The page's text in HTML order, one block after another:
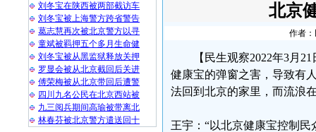
刘冬宝在陕西被两部截访车
刘冬宝被上海警方跨省警告
葛志慧再次被北京警方以寻
童斌被羁押五个多月生命健
刘冬宝被从黑监狱释放关押
罗显会被从北京截回后关进
傅荣梅被从北京带回后遭警
四川九名公民在北京西站被
九三阅兵期间高瑜被带离北
林春芬被北京警方遣送回十
北京
作者：
【民生观察2022年3月
健康宝的弹窗之害，导致有
法回到北京的家里，而流浪
王宇：“以北京健康宝控制